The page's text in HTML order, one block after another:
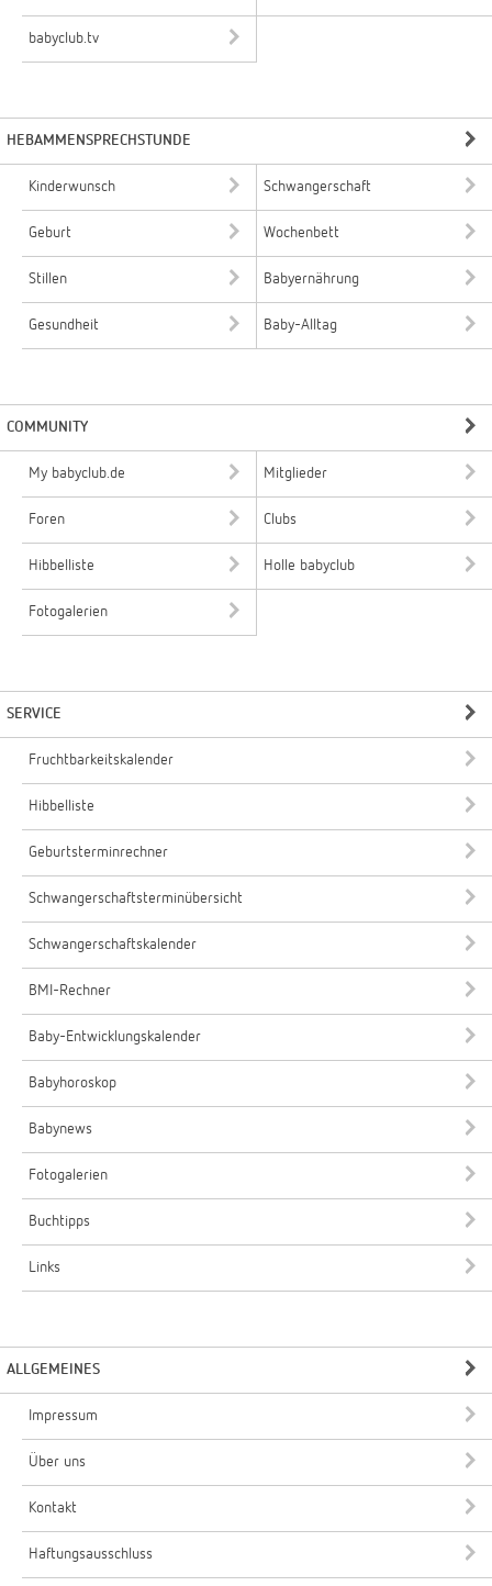
babyclub.tv
HEBAMMENSPRECHSTUNDE
Kinderwunsch Schwangerschaft
Geburt Wochenbett
Stillen Babyernährung
Gesundheit Baby-Alltag
COMMUNITY
My babyclub.de Mitglieder
Foren Clubs
Hibbelliste Holle babyclub
Fotogalerien
SERVICE
Fruchtbarkeitskalender
Hibbelliste
Geburtsterminrechner
Schwangerschaftsterminübersicht
Schwangerschaftskalender
BMI-Rechner
Baby-Entwicklungskalender
Babyhoroskop
Babynews
Fotogalerien
Buchtipps
Links
ALLGEMEINES
Impressum
Über uns
Kontakt
Haftungsausschluss